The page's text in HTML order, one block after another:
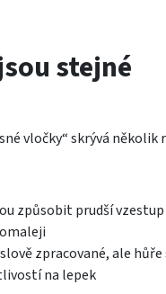
stejné
vločky“ skrývá
způsobit prudší
zpracované, ale
na lepek